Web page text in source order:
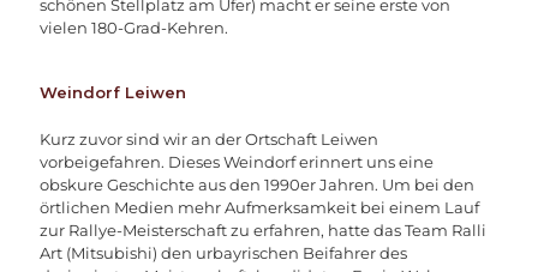
schönen Stellplatz am Ufer) macht er seine erste von
vielen 180-Grad-Kehren.
Weindorf Leiwen
Kurz zuvor sind wir an der Ortschaft Leiwen
vorbeigefahren. Dieses Weindorf erinnert uns eine
obskure Geschichte aus den 1990er Jahren. Um bei den
örtlichen Medien mehr Aufmerksamkeit bei einem Lauf
zur Rallye-Meisterschaft zu erfahren, hatte das Team Ralli
Art (Mitsubishi) den urbayrischen Beifahrer des